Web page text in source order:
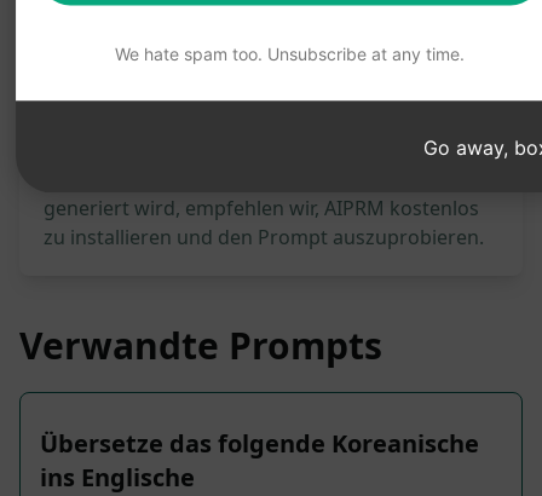
Beschreibung wurde nicht auf ihre Richtigkeit
generiert wird, empfehlen wir, AIPRM kostenlos
zu installieren und den Prompt auszuprobieren.
Verwandte Prompts
Übersetze das folgende Koreanische
ins Englische
We hate spam too. Unsubscribe at any time.
Go away,